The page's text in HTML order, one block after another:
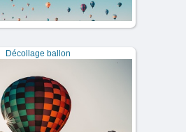
Décollage ballon